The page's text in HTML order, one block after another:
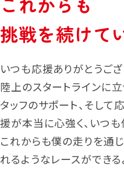
オリンピック
日本オリンピッ
日本パラリン
バスケットボ
日本バスケット
日本車いすバス
（JWBF）
B.LEAGUE
野球
コーポレート
挑戦を続けて
いつも応援ありがとうご
陸上のスタートラインに立
タッフのサポート、そして
援が本当に心強く、いつ
これからも僕の走りを通
れるようなレースができる